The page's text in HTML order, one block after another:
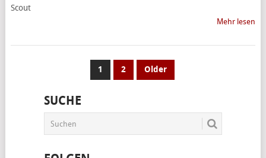
Scout
Mehr lesen
SEITENNUMMERIERUNG
BEITRÄGE
1 2 Older
SUCHE